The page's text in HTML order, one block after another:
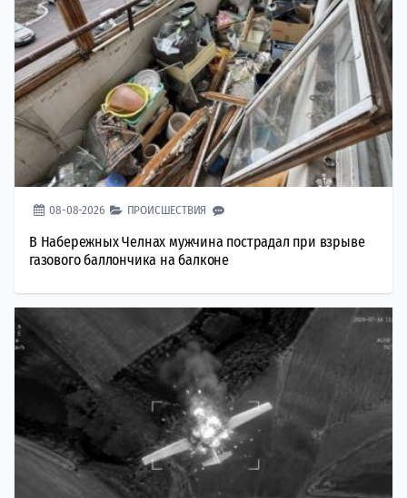
08-08-2026 ПРОИСШЕСТВИЯ
В Набережных Челнах мужчина пострадал при взрыве
газового баллончика на балконе